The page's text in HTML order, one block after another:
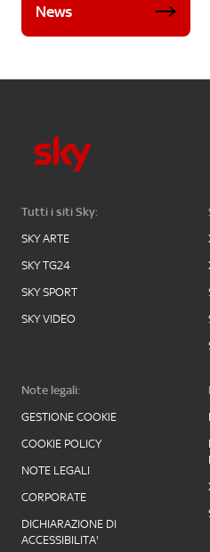
News
Tutti i siti Sky:
SKY ARTE
SKY TG24
SKY SPORT
SKY VIDEO
Note legali:
GESTIONE COOKIE
COOKIE POLICY
NOTE LEGALI
CORPORATE
DICHIARAZIONE DI
ACCESSIBILITA'